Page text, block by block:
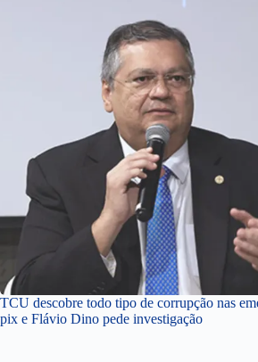
TCU descobre todo tipo de corrupção nas
pix e Flávio Dino pede investigação